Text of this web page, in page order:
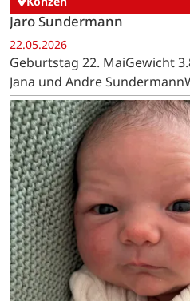
Jaro Sundermann
22.05.2026
Geburtstag 22. MaiGewicht
Jana und Andre